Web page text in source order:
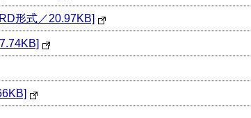
形式／20.97KB]